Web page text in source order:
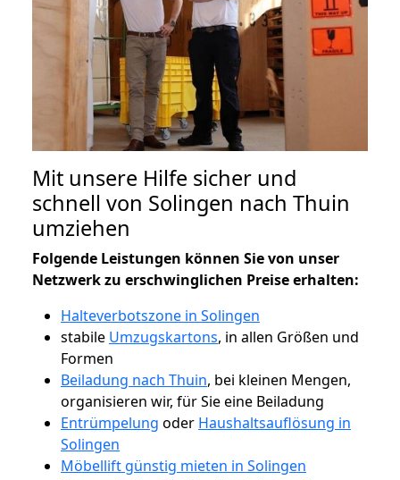
Mit unsere Hilfe sicher und
schnell von Solingen nach Thuin
umziehen
Folgende Leistungen können Sie von unser
Netzwerk zu erschwinglichen Preise erhalten:
Halteverbotszone in Solingen
stabile Umzugskartons, in allen Größen und
Formen
Beiladung nach Thuin, bei kleinen Mengen,
organisieren wir, für Sie eine Beiladung
Entrümpelung oder Haushaltsauflösung in
Solingen
Möbellift günstig mieten in Solingen